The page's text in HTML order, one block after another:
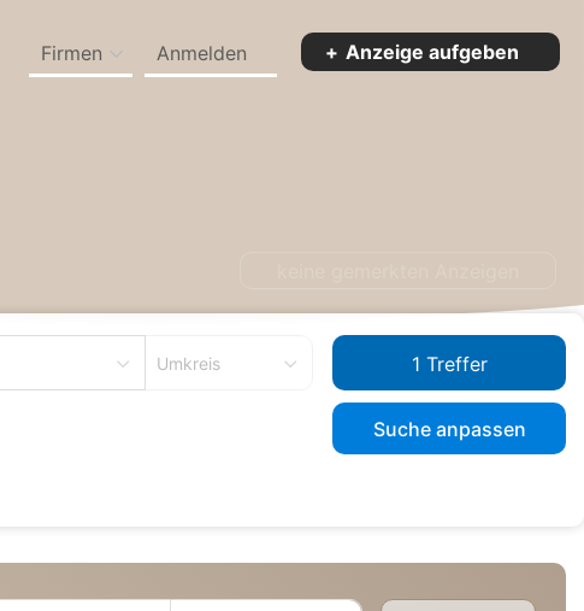
Firmen Anmelden Anzeige aufgeben
Umkreis
Suche anpassen